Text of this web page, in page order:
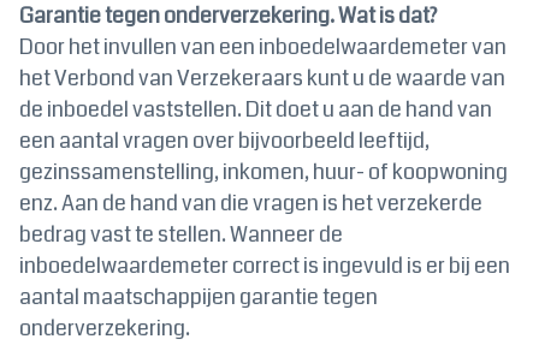
Garantie tegen onderverzekering. Wat is dat?
Door het invullen van een inboedelwaardemeter van
het Verbond van Verzekeraars kunt u de waarde van
de inboedel vaststellen. Dit doet u aan de hand van
een aantal vragen over bijvoorbeeld leeftijd,
gezinssamenstelling, inkomen, huur- of koopwoning
enz. Aan de hand van die vragen is het verzekerde
bedrag vast te stellen. Wanneer de
inboedelwaardemeter correct is ingevuld is er bij een
aantal maatschappijen garantie tegen
onderverzekering.